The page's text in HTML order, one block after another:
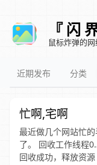
『 闪
鼠标炸弹的
近期发布 分类
忙啊,宅啊
最近做几个网站忙
了。 回收工作线程
回收成功，释放资